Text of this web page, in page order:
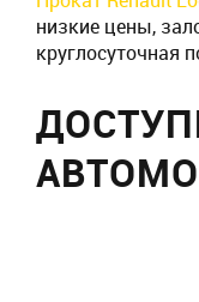
низкие цены,
круглосуточная